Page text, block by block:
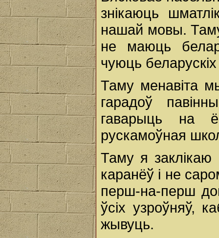
знікаюць
нашай мовы.
не маюць
чуюць
Таму менавіта
гарадоў
гаварыць на
рускамоўная
Таму я заклікаю
каранёў і не
перш-на-перш
ўсіх узроўняў,
жывуць.